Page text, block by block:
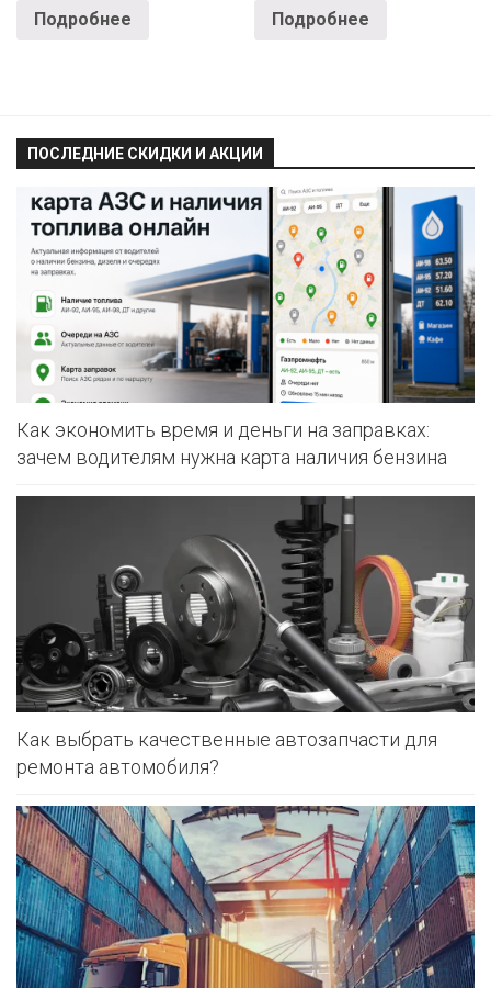
Подробнее Подробнее
ПОСЛЕДНИЕ СКИДКИ И АКЦИИ
Как экономить время и деньги на заправках:
зачем водителям нужна карта наличия бензина
Как выбрать качественные автозапчасти для
ремонта автомобиля?